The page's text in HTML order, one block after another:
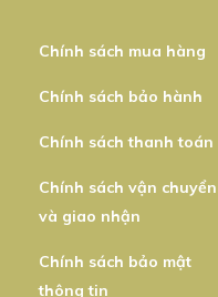
Chính sách mua hàng
Chính sách bảo hành
Chính sách thanh toán
Chính sách vận chuyển
và giao nhận
Chính sách bảo mật
thông tin